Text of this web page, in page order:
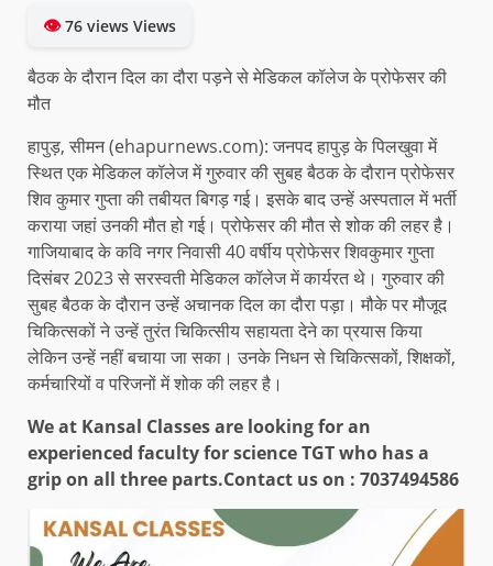
👁76 views Views
बैठक के दौरान दिल का दौरा पड़ने से मेडिकल कॉलेज के प्रोफेसर की
मौत
हापुड़, सीमन (ehapurnews.com): जनपद हापुड़ के पिलखुवा में
स्थित एक मेडिकल कॉलेज में गुरुवार की सुबह बैठक के दौरान प्रोफेसर
शिव कुमार गुप्ता की तबीयत बिगड़ गई। इसके बाद उन्हें अस्पताल में भर्ती
कराया जहां उनकी मौत हो गई। प्रोफेसर की मौत से शोक की लहर है।
गाजियाबाद के कवि नगर निवासी 40 वर्षीय प्रोफेसर शिवकुमार गुप्ता
दिसंबर 2023 से सरस्वती मेडिकल कॉलेज में कार्यरत थे। गुरुवार की
सुबह बैठक के दौरान उन्हें अचानक दिल का दौरा पड़ा। मौके पर मौजूद
चिकित्सकों ने उन्हें तुरंत चिकित्सीय सहायता देने का प्रयास किया
लेकिन उन्हें नहीं बचाया जा सका। उनके निधन से चिकित्सकों, शिक्षकों,
कर्मचारियों व परिजनों में शोक की लहर है।
We at Kansal Classes are looking for an
experienced faculty for science TGT who has a
grip on all three parts.Contact us on : 7037494586